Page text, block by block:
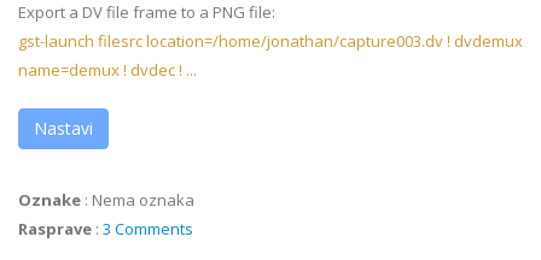
Export a DV file frame to a PNG file:
gst-launch filesrc location=/home/jonathan/capture003.dv ! dvdemux
name=demux ! dvdec ! ...
Nastavi
Oznake : Nema oznaka
Rasprave : 3 Comments